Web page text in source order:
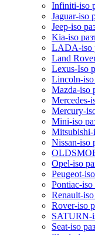
Infiniti-iso
Jaguar-iso
Jeep-iso
Kia-iso
LADA-iso
Land
Lexus-Iso
Lincoln-iso
Mazda-iso
Mercedes-
Mercury-
Mini-iso
Mitsubishi-
Nissan-iso
Opel-iso
Peugeot-
Pontiac-iso
Renault-
Rover-iso
SATURN-
Seat-iso